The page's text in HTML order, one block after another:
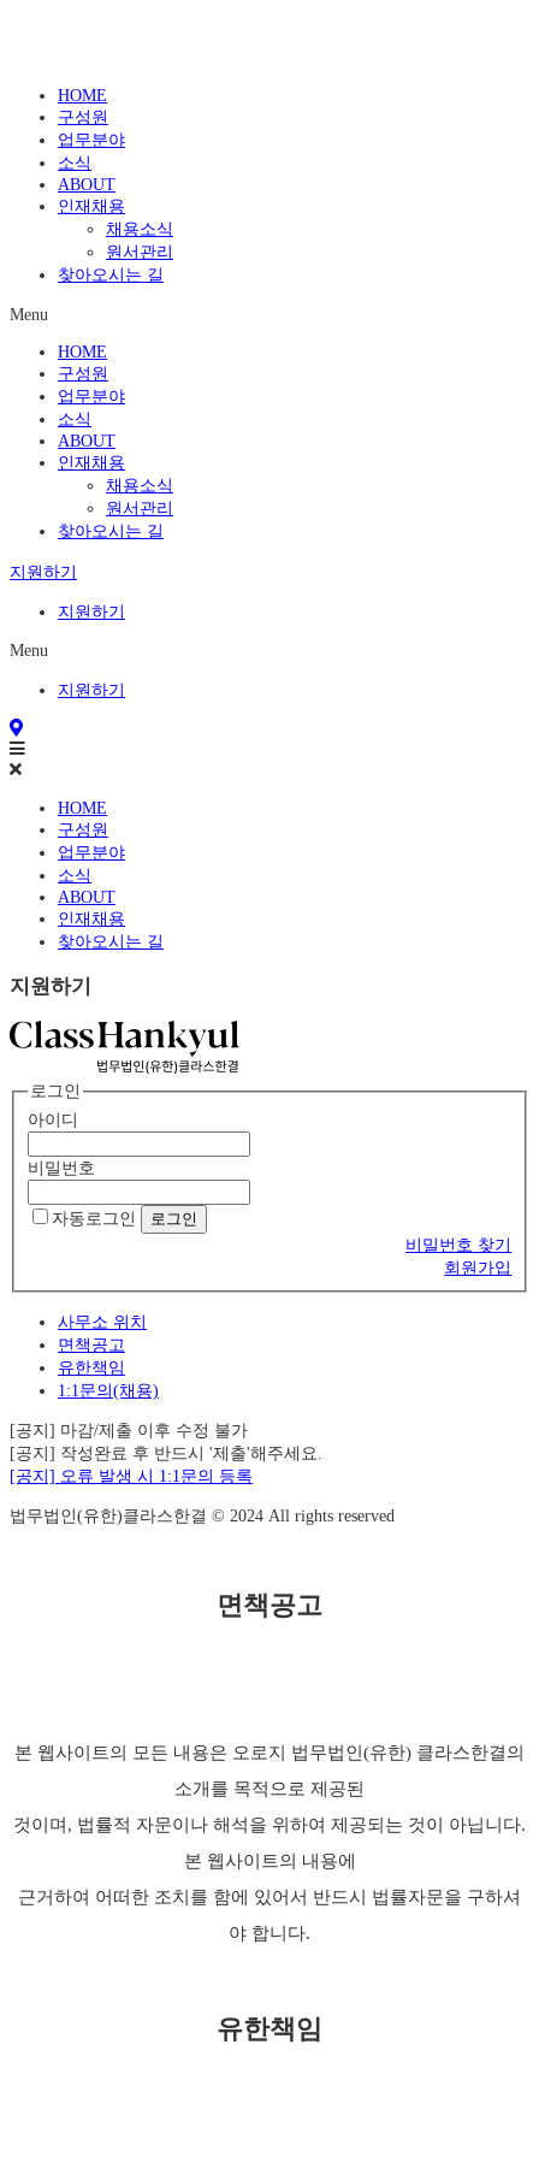
HOME
구성원
업무분야
소식
ABOUT
인재채용
채용소식
원서관리
찾아오시는 길
Menu
HOME
구성원
업무분야
소식
ABOUT
인재채용
채용소식
원서관리
찾아오시는 길
지원하기
지원하기
Menu
지원하기
HOME
구성원
업무분야
소식
ABOUT
인재채용
찾아오시는 길
지원하기
로그인
아이디
비밀번호
자동로그인
비밀번호 찾기
회원가입
사무소 위치
면책공고
유한책임
1:1문의(채용)
[공지] 마감/제출 이후 수정 불가
[공지] 작성완료 후 반드시 '제출'해주세요.
[공지] 오류 발생 시 1:1문의 등록
법무법인(유한)클라스한결 © 2024 All rights reserved
면책공고
본 웹사이트의 모든 내용은 오로지 법무법인(유한) 클라스한결의
소개를 목적으로 제공된
것이며, 법률적 자문이나 해석을 위하여 제공되는 것이 아닙니다.
본 웹사이트의 내용에
근거하여 어떠한 조치를 함에 있어서 반드시 법률자문을 구하셔
야 합니다.
유한책임